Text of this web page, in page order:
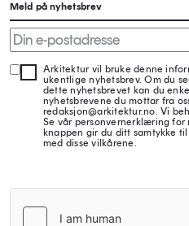
Meld på nyhetsbrev
Arkitektur vil bruke denne
ukentlige nyhetsbrev. Om du
dette nyhetsbrevet kan du
nyhetsbrevene du mottar fra
redaksjon@arkitektur.no. Vi
Se vår personvernerklæring for
knappen gir du ditt samtykke
med disse vilkårene.